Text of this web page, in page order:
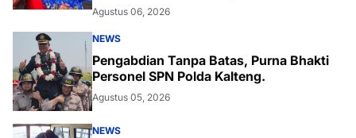
Agustus 06, 2026
NEWS
Pengabdian Tanpa Batas, Purna Bhakti
Personel SPN Polda Kalteng.
Agustus 05, 2026
NEWS